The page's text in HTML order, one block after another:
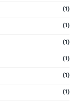
(1)
(1)
(1)
(1)
(1)
(1)